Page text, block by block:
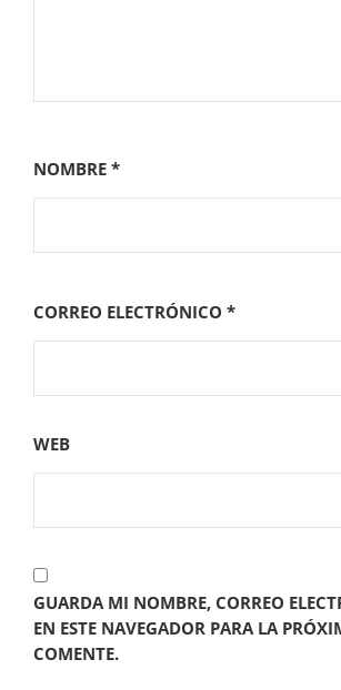
NOMBRE *
CORREO ELECTRÓNICO *
WEB
GUARDA MI NOMBRE, CORREO
EN ESTE NAVEGADOR PARA LA
COMENTE.